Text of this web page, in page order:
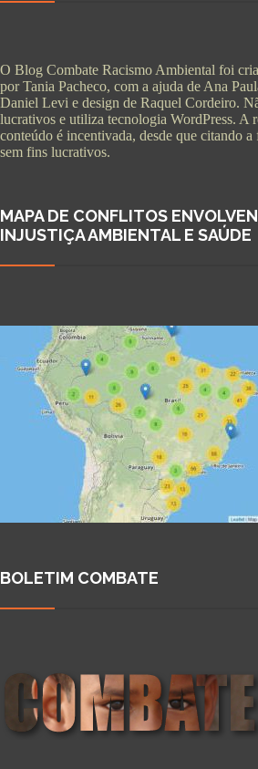
O Blog Combate Racismo Ambiental foi
por Tania Pacheco, com a ajuda de Ana
Daniel Levi e design de Raquel Cordeiro.
lucrativos e utiliza tecnologia WordPress. A
conteúdo é incentivada, desde que citando a
sem fins lucrativos.
MAPA DE CONFLITOS
INJUSTIÇA AMBIENTAL E SAÚDE
BOLETIM COMBATE